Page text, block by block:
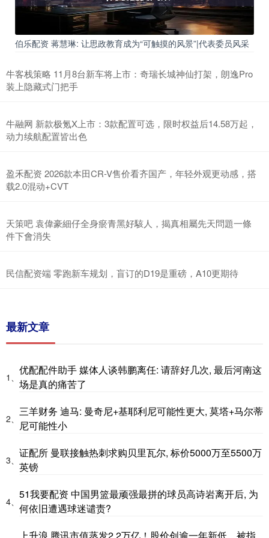
伯乐配资 蒋慧琳: 让思政教育成为“可触摸的风景”|代表委员风采
牛客栈策略 11月8台新车将上市：奇瑞长城神仙打架，朗逸Pro
装上隐藏式门把手
牛融网 新款极氪X上市：3款配置可选，限时权益后14.58万起，
动力续航配置皆出色
盈禾配资 2026款本田CR-V售价看齐国产，年轻外观更动感，搭
载2.0混动+CVT
天策吧 袁偉豪細仔全身瘀青黑好駭人，揭真相屬先天問題一條
件下會消失
民信配资端 零跑新车规划，盲订的D19是重磅，A10更期待
最新文章
1、
优配配件助手 媒体人谈韩鹏离任: 请辞好几次, 最后河南这
场是真的痛苦了
2、
三羊财务 迪马: 曼奇尼+基耶利尼可能性更大, 莫塔+马尔蒂
尼可能性小
3、
证配所 曼联接触热刺求购贝里瓦尔, 标价5000万至5500万
英镑
4、
51我要配资 中国男篮最顽强最拼的球员高诗岩离开后, 为
何依旧遭遇球迷谴责?